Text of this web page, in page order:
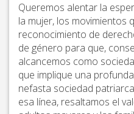
Queremos alentar la
la mujer, los movimientos
reconocimiento de
de género para que,
alcancemos como
que implique una
nefasta sociedad
esa línea, resaltamos el